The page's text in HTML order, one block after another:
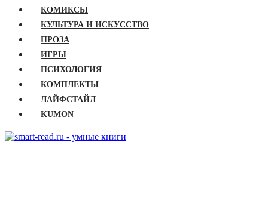
КОМИКСЫ
КУЛЬТУРА И ИСКУССТВО
ПРОЗА
ИГРЫ
ПСИХОЛОГИЯ
КОМПЛЕКТЫ
ЛАЙФСТАЙЛ
KUMON